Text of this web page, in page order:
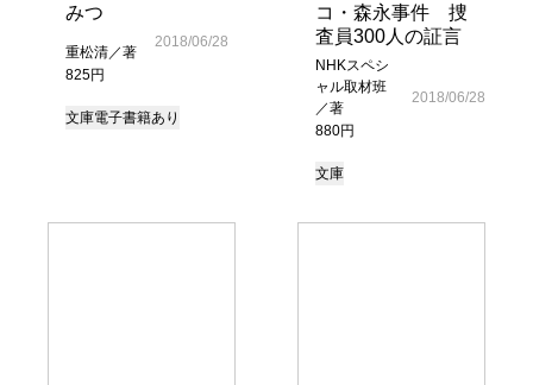
みつ
重松清／著
825円
2018/06/28
文庫電子書籍あり
コ・森永事件 捜
査員300人の証言
NHKスペシ
ャル取材班
／著
880円
2018/06/28
文庫